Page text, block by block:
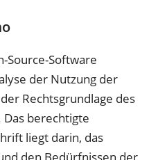
Source-Software
der Nutzung der
Rechtsgrundlage des
Das berechtigte
liegt darin, das
den Bedürfnissen der